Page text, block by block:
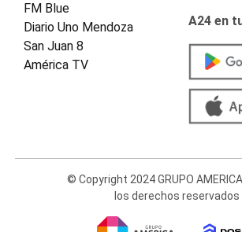
FM Blue
Diario Uno Mendoza
San Juan 8
América TV
A24 en
© Copyright 2024 GRUPO
los derechos reservados